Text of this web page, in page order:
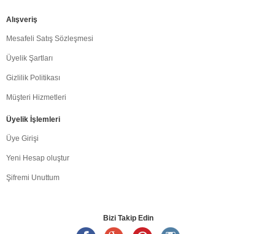
Alışveriş
Mesafeli Satış Sözleşmesi
Üyelik Şartları
Gizlilik Politikası
Müşteri Hizmetleri
Üyelik İşlemleri
Üye Girişi
Yeni Hesap oluştur
Şifremi Unuttum
Bizi Takip Edin